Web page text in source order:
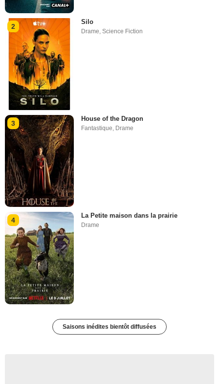
2
Silo
Drame,Science Fiction
3
House of the Dragon
Fantastique, Drame
4
La Petite maison dans la prairie
Drame
Saisons inédites bientôt diffusées